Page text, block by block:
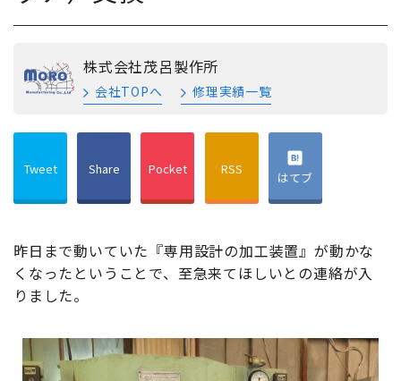
株式会社茂呂製作所
会社TOPへ 修理実績一覧
Tweet Share Pocket RSS はてブ
昨日まで動いていた『専用設計の加工装置』が動かな
くなったということで、至急来てほしいとの連絡が入
りました。